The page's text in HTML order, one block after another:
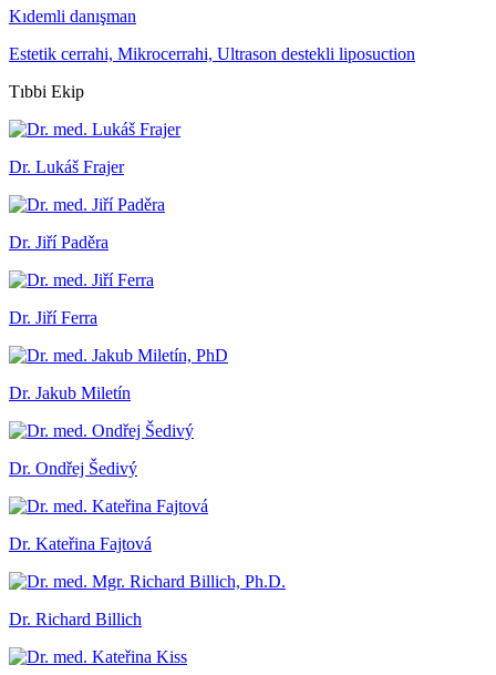
Kıdemli danışman
Estetik cerrahi, Mikrocerrahi, Ultrason destekli liposuction
Tıbbi Ekip
Dr. Lukáš Frajer
Dr. Jiří Paděra
Dr. Jiří Ferra
Dr. Jakub Miletín
Dr. Ondřej Šedivý
Dr. Kateřina Fajtová
Dr. Richard Billich